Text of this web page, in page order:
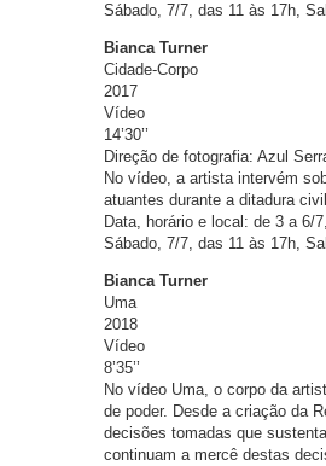
Sábado, 7/7, das 11 às 17h,
Bianca Turner
Cidade-Corpo
2017
Vídeo
14’30’’
Direção de fotografia: Azul
No vídeo, a artista intervém
atuantes durante a ditadura
Data, horário e local: de 3 a 6/
Sábado, 7/7, das 11 às 17h,
Bianca Turner
Uma
2018
Vídeo
8’35’’
No vídeo Uma, o corpo da
de poder. Desde a criação da
decisões tomadas que
continuam a mercê destas